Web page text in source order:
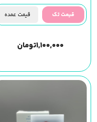
قیمت تک قیمت عمده
۱,۱۰۰,۰۰۰تومان